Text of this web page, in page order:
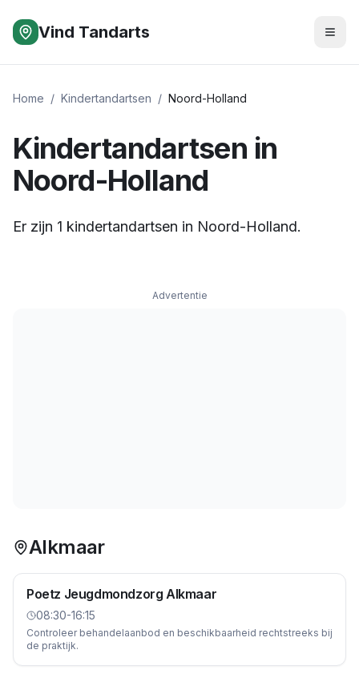
Vind Tandarts
Home / Kindertandartsen / Noord-Holland
Kindertandartsen in
Noord-Holland
Er zijn 1 kindertandartsen in Noord-Holland.
Advertentie
Alkmaar
Poetz Jeugdmondzorg Alkmaar
08:30-16:15
Controleer behandelaanbod en beschikbaarheid rechtstreeks bij
de praktijk.